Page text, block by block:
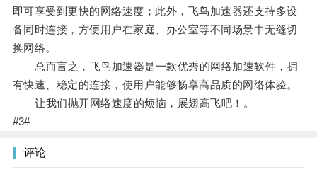
即可享受到更快的网络速度；此外，飞鸟加速器还支持多设
备同时连接，方便用户在家庭、办公室等不同场景中无缝切
换网络。
总而言之，飞鸟加速器是一款优秀的网络加速软件，拥
有快速、稳定的连接，使用户能够畅享高品质的网络体验。
让我们抛开网络速度的烦恼，展翅高飞吧！。
#3#
评论